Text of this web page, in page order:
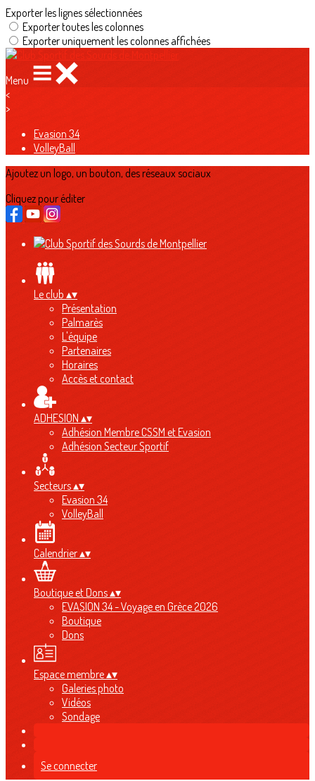
Exporter les lignes sélectionnées
Exporter toutes les colonnes
Exporter uniquement les colonnes affichées
Menu
<
>
Evasion 34
VolleyBall
Ajoutez un logo, un bouton, des réseaux sociaux
Cliquez pour éditer
Le club ▴▾
Présentation
Palmarès
L'équipe
Partenaires
Horaires
Accès et contact
ADHESION ▴▾
Adhésion Membre CSSM et Evasion
Adhésion Secteur Sportif
Secteurs▴▾
Evasion 34
VolleyBall
Calendrier▴▾
Boutique et Dons▴▾
EVASION 34 - Voyage en Grèce 2026
Boutique
Dons
Espace membre▴▾
Galeries photo
Vidéos
Sondage
Se connecter